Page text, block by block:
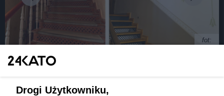
fot:
Teatralnej 9 w Katowicach wypiękniały. Te detale!
Drogi Użytkowniku,